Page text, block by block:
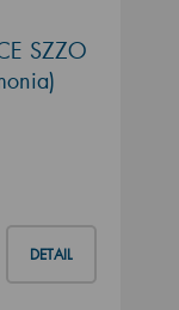
SZZO
DETAIL